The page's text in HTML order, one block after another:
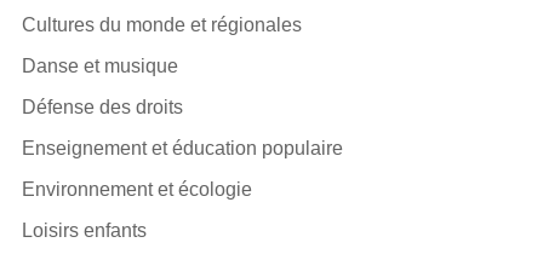
Cultures du monde et régionales
Danse et musique
Défense des droits
Enseignement et éducation populaire
Environnement et écologie
Loisirs enfants